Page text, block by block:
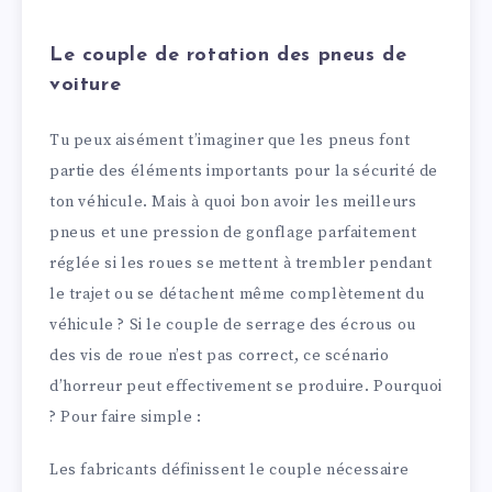
Le couple de rotation des pneus de
voiture
Tu peux aisément t’imaginer que les pneus font
partie des éléments importants pour la sécurité de
ton véhicule. Mais à quoi bon avoir les meilleurs
pneus et une pression de gonflage parfaitement
réglée si les roues se mettent à trembler pendant
le trajet ou se détachent même complètement du
véhicule ? Si le couple de serrage des écrous ou
des vis de roue n’est pas correct, ce scénario
d’horreur peut effectivement se produire. Pourquoi
? Pour faire simple :
Les fabricants définissent le couple nécessaire